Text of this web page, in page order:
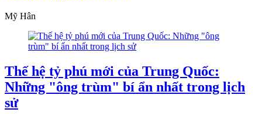
Mỹ Hân
Thế hệ tỷ phú mới của Trung Quốc:
Những "ông trùm" bí ẩn nhất trong lịch
sử